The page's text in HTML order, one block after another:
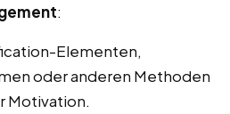
:
Elementen,
oder anderen Methoden
Motivation.